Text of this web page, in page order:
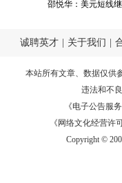
会
邵悦华：美元短线
诚聘英才 关于我们
本站所有文章、数据仅供
违法和不
《电子公告服务
《网络文化经营许
Copyright ©